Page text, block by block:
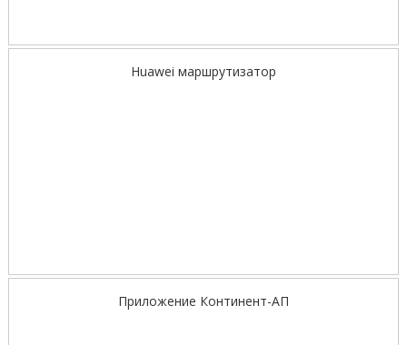
Huawei маршрутизатор
Приложение Континент-АП